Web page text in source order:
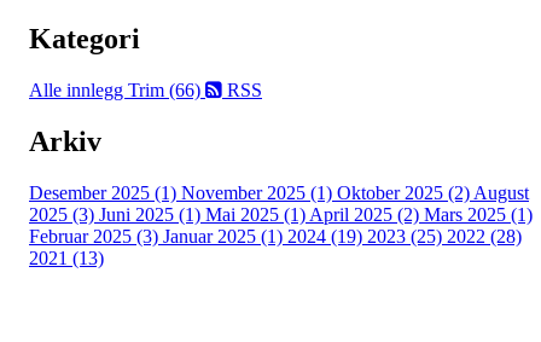
Kategori
Alle innlegg Trim (66) RSS
Arkiv
Desember 2025 (1) November 2025 (1) Oktober 2025 (2) August
2025 (3) Juni 2025 (1) Mai 2025 (1) April 2025 (2) Mars 2025 (1)
Februar 2025 (3) Januar 2025 (1) 2024 (19) 2023 (25) 2022 (28)
2021 (13)